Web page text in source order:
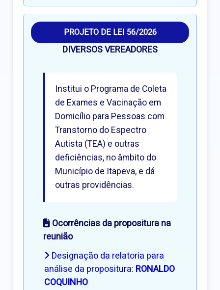
PROJETO DE LEI 56/2026
DIVERSOS VEREADORES
Institui o Programa de Coleta
de Exames e Vacinação em
Domicílio para Pessoas com
Transtorno do Espectro
Autista (TEA) e outras
deficiências, no âmbito do
Município de Itapeva, e dá
outras providências.
Ocorrências da propositura na
reunião
Designação da relatoria para
análise da propositura: RONALDO
COQUINHO